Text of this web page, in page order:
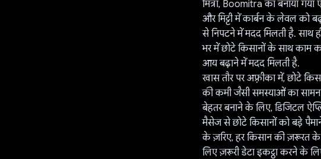
मित्रा, Boomitra का बनाया
और मिट्टी में कार्बन के लेवल को
से निपटने में मदद मिलती है. साथ
भर में छोटे किसानों के साथ काम
आय बढ़ाने में मदद मिलती है.
खास तौर पर अफ़्रीका में, छोटे
की कमी जैसी समस्याओं का
बेहतर बनाने के लिए, डिजिटल
मैसेज से छोटे किसानों को बड़े
के ज़रिए, हर किसान की ज़रूरत के
लिए ज़रूरी डेटा इकट्ठा करने के